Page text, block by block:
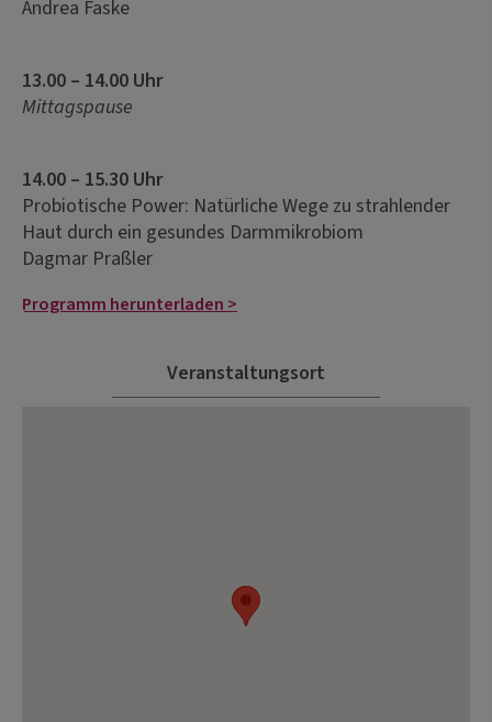
Andrea Faske
13.00 – 14.00 Uhr
Mittagspause
14.00 – 15.30 Uhr
Probiotische Power: Natürliche Wege zu strahlender
Haut durch ein gesundes Darmmikrobiom
Dagmar Praßler
Programm herunterladen >
Veranstaltungsort